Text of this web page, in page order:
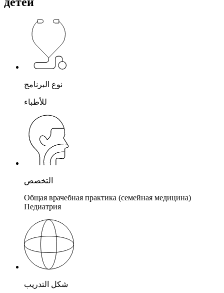
نوع البرنامج
للأطباء
التخصص
Общая врачебная практика (семейная медицина)
Педиатрия
شكل التدريب